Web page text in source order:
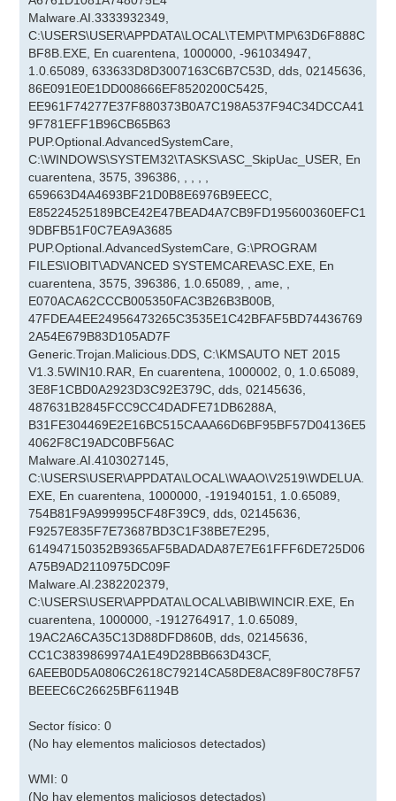
Malware.AI.3333932349,
C:\USERS\USER\APPDATA\LOCAL\TEMP\TMP\63D6F888C
BF8B.EXE, En cuarentena, 1000000, -961034947,
1.0.65089, 633633D8D3007163C6B7C53D, dds, 02145636,
86E091E0E1DD008666EF8520200C5425,
EE961F74277E37F880373B0A7C198A537F94C34DCCA41
9F781EFF1B96CB65B63
PUP.Optional.AdvancedSystemCare,
C:\WINDOWS\SYSTEM32\TASKS\ASC_SkipUac_USER, En
cuarentena, 3575, 396386, , , , ,
659663D4A4693BF21D0B8E6976B9EECC,
E85224525189BCE42E47BEAD4A7CB9FD195600360EFC1
9DBFB51F0C7EA9A3685
PUP.Optional.AdvancedSystemCare, G:\PROGRAM
FILES\IOBIT\ADVANCED SYSTEMCARE\ASC.EXE, En
cuarentena, 3575, 396386, 1.0.65089, , ame, ,
E070ACA62CCCB005350FAC3B26B3B00B,
47FDEA4EE24956473265C3535E1C42BFAF5BD74436769
2A54E679B83D105AD7F
Generic.Trojan.Malicious.DDS, C:\KMSAUTO NET 2015
V1.3.5WIN10.RAR, En cuarentena, 1000002, 0, 1.0.65089,
3E8F1CBD0A2923D3C92E379C, dds, 02145636,
487631B2845FCC9CC4DADFE71DB6288A,
B31FE304469E2E16BC515CAAA66D6BF95BF57D04136E5
4062F8C19ADC0BF56AC
Malware.AI.4103027145,
C:\USERS\USER\APPDATA\LOCAL\WAAO\V2519\WDELUA.
EXE, En cuarentena, 1000000, -191940151, 1.0.65089,
754B81F9A999995CF48F39C9, dds, 02145636,
F9257E835F7E73687BD3C1F38BE7E295,
614947150352B9365AF5BADADA87E7E61FFF6DE725D06
A75B9AD2110975DC09F
Malware.AI.2382202379,
C:\USERS\USER\APPDATA\LOCAL\ABIB\WINCIR.EXE, En
cuarentena, 1000000, -1912764917, 1.0.65089,
19AC2A6CA35C13D88DFD860B, dds, 02145636,
CC1C3839869974A1E49D28BB663D43CF,
6AEEB0D5A0806C2618C79214CA58DE8AC89F80C78F57
BEEEC6C26625BF61194B
Sector físico: 0
(No hay elementos maliciosos detectados)
WMI: 0
(No hay elementos maliciosos detectados)